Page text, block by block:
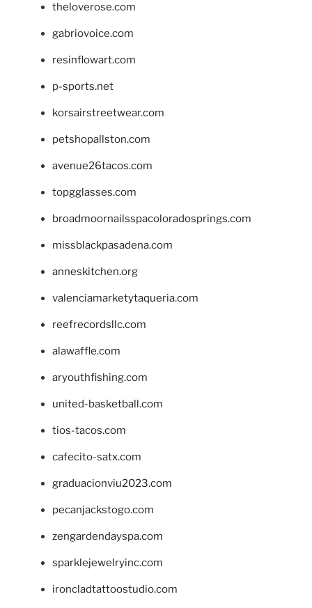
theloverose.com
gabriovoice.com
resinflowart.com
p-sports.net
korsairstreetwear.com
petshopallston.com
avenue26tacos.com
topgglasses.com
broadmoornailsspacoloradosprings.com
missblackpasadena.com
anneskitchen.org
valenciamarketytaqueria.com
reefrecordsllc.com
alawaffle.com
aryouthfishing.com
united-basketball.com
tios-tacos.com
cafecito-satx.com
graduacionviu2023.com
pecanjackstogo.com
zengardendayspa.com
sparklejewelryinc.com
ironcladtattoostudio.com